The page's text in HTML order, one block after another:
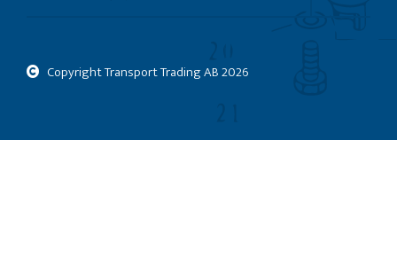
Copyright Transport Trading AB2026